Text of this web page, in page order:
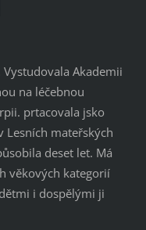
Akademii
na léčebnou
prtacovala jsko
Lesních mateřských
deset let. Má
věkových kategorií
i dospělými ji